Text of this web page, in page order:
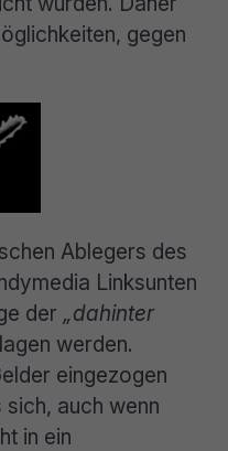
gegen
Ablegers des
Linksunten
der „dahinter
werden.
eingezogen
auch wenn
in ein